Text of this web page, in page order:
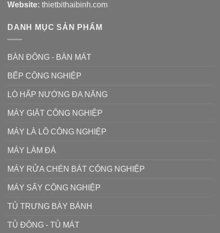
Website: thietbithaibinh.com
DANH MỤC SẢN PHẨM
BÀN ĐÔNG - BÀN MÁT
BẾP CÔNG NGHIỆP
LÒ HẤP NƯỚNG ĐA NĂNG
MÁY GIẶT CÔNG NGHIỆP
MÁY LÀ LÔ CÔNG NGHIỆP
MÁY LÀM ĐÁ
MÁY RỬA CHÉN BÁT CÔNG NGHIỆP
MÁY SẤY CÔNG NGHIỆP
TỦ TRƯNG BÀY BÁNH
TỦ ĐÔNG - TỦ MÁT